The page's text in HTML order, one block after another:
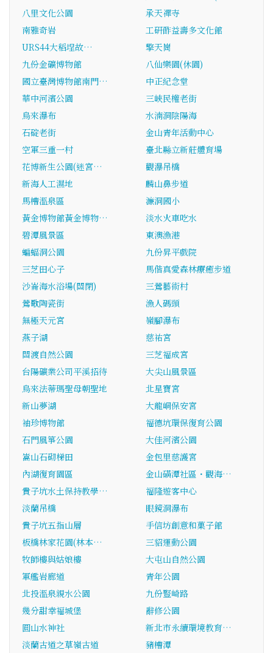
八里文化公園
承天禪寺
南雅奇岩
工研酢益壽多文化館
URS44大稻埕故…
擎天崗
九份金礦博物館
八仙樂園(休園)
國立臺灣博物館南門…
中正紀念堂
華中河濱公園
三峽民權老街
烏來瀑布
水湳洞陰陽海
石碇老街
金山青年活動中心
空軍三重一村
臺北縣立新莊體育場
花博新生公園(迷宮…
觀瀑吊橋
新海人工濕地
麟山鼻步道
馬槽溫泉區
濂洞國小
黃金博物館黃金博物…
淡水火車吃水
碧潭風景區
東澳漁港
蝙蝠洞公園
九份昇平戲院
三芝田心子
馬偕真愛森林療癒步道
沙崙海水浴場(關閉)
三鶯藝術村
鶯歌陶瓷街
漁人碼頭
無極天元宮
嶺腳瀑布
燕子湖
慈祐宮
關渡自然公園
三芝福成宮
台陽礦業公司平溪招待
大尖山風景區
烏來法蒂瑪聖母朝聖地
北星寶宮
新山夢湖
大龍峒保安宮
袖珍博物館
福德坑環保復育公園
石門風箏公園
大佳河濱公園
嵩山石砌梯田
金包里慈護宮
內湖復育園區
金山磺潭社區・觀海…
貴子坑水土保持教學…
福隆遊客中心
淡蘭吊橋
眼鏡洞瀑布
貴子坑五指山層
手信坊創意和菓子館
板橋林家花園(林本…
三貂運動公園
牧師樓與姑娘樓
大屯山自然公園
軍艦岩廊道
青年公園
北投溫泉親水公園
九份豎崎路
幾分甜幸福城堡
辭修公園
圓山水神社
新北市永續環境教育…
淡蘭古道之草嶺古道
豬槽潭